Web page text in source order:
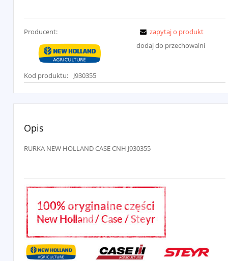
Producent:
Kod produktu: J930355
zapytaj o produkt
dodaj do przechowalni
Opis
RURKA NEW HOLLAND CASE CNH J930355